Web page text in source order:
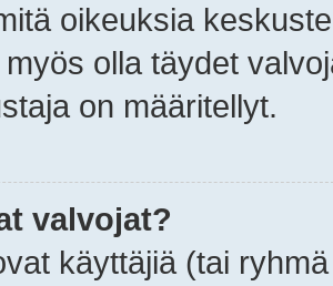
oikeuksia
olla täydet
on määritellyt.
valvojat?
käyttäjiä (tai